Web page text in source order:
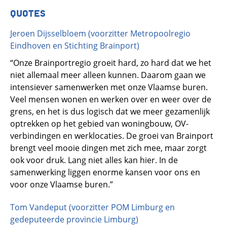
QUOTES
Jeroen Dijsselbloem (voorzitter Metropoolregio
Eindhoven en Stichting Brainport)
“Onze Brainportregio groeit hard, zo hard dat we het
niet allemaal meer alleen kunnen. Daarom gaan we
intensiever samenwerken met onze Vlaamse buren.
Veel mensen wonen en werken over en weer over de
grens, en het is dus logisch dat we meer gezamenlijk
optrekken op het gebied van woningbouw, OV-
verbindingen en werklocaties. De groei van Brainport
brengt veel mooie dingen met zich mee, maar zorgt
ook voor druk. Lang niet alles kan hier. In de
samenwerking liggen enorme kansen voor ons en
voor onze Vlaamse buren.”
Tom Vandeput (voorzitter POM Limburg en
gedeputeerde provincie Limburg)